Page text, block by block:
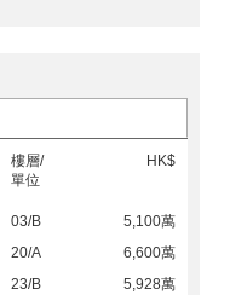
樓層/
單位
HK$
03/B
5,100萬
20/A
6,600萬
23/B
5,928萬